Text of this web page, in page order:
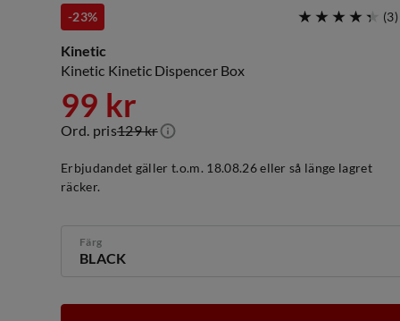
-23% (3)
Kinetic
Kinetic Kinetic Dispencer Box
discounted
price
99 kr
original
price
Ord. pris129 kr
Erbjudandet gäller t.o.m. 18.08.26 eller så länge lagret
räcker.
Färg
BLACK